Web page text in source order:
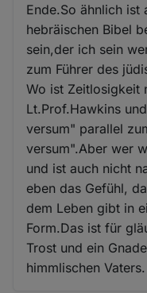
Ende.So ähnlich ist
hebräischen Bibel
sein,der ich sein
zum Führer des
Wo ist Zeitlosigkeit
Lt.Prof.Hawkins
versum" parallel
versum".Aber wer
und ist auch nicht
eben das Gefühl,
dem Leben gibt in
Form.Das ist für
Trost und ein
himmlischen Vaters.